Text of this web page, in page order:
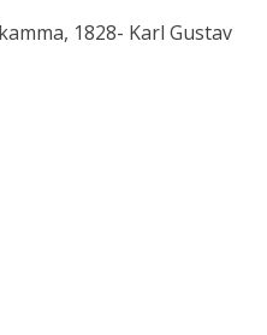
1828- Karl Gustav